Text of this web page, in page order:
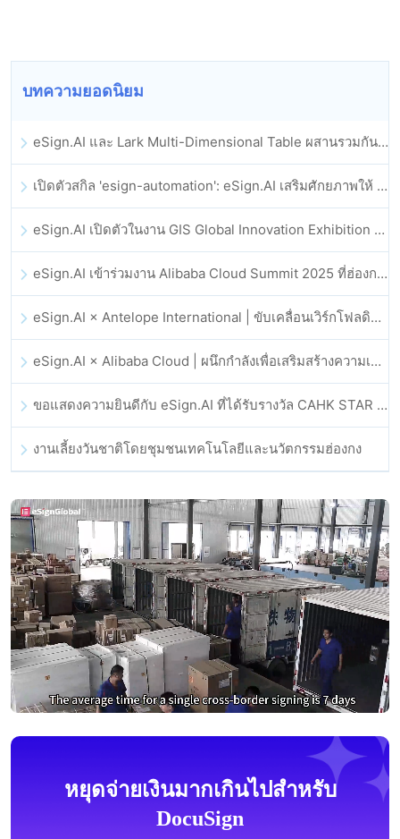
บทความยอดนิยม
eSign.AI และ Lark Multi-Dimensional Table ผสานรวมกันอย่างเป็นทางการ: การลงนามและการเก็บถาวรสัญญาอิเล็กทรอนิกส์แบบอัตโนมัติเต็มรูปแบบ
เปิดตัวสกิล 'esign-automation': eSign.AI เสริมศักยภาพให้ OpenClaw ด้วยลายเซ็นอิเล็กทรอนิกส์อัตโนมัติ
eSign.AI เปิดตัวในงาน GIS Global Innovation Exhibition 2025
eSign.AI เข้าร่วมงาน Alibaba Cloud Summit 2025 ที่ฮ่องกง เพื่อขับเคลื่อนนวัตกรรมคลาวด์ที่ขับเคลื่อนด้วย AI และความเชื่อมั่นทางดิจิทัล
eSign.AI × Antelope International | ขับเคลื่อนเวิร์กโฟลดิจิทัลที่ปลอดภัยและขับเคลื่อนด้วย AI
eSign.AI × Alibaba Cloud | ผนึกกำลังเพื่อเสริมสร้างความเชื่อมั่นดิจิทัลระดับโลกสำหรับฟินเทค
ขอแสดงความยินดีกับ eSign.AI ที่ได้รับรางวัล CAHK STAR Award 2025
งานเลี้ยงวันชาติโดยชุมชนเทคโนโลยีและนวัตกรรมฮ่องกง
หยุดจ่ายเงินมากเกินไปสำหรับ
DocuSign